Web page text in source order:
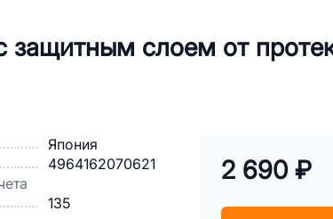
защитным слоем от
Япония
4964162070621
135
2 690 ₽